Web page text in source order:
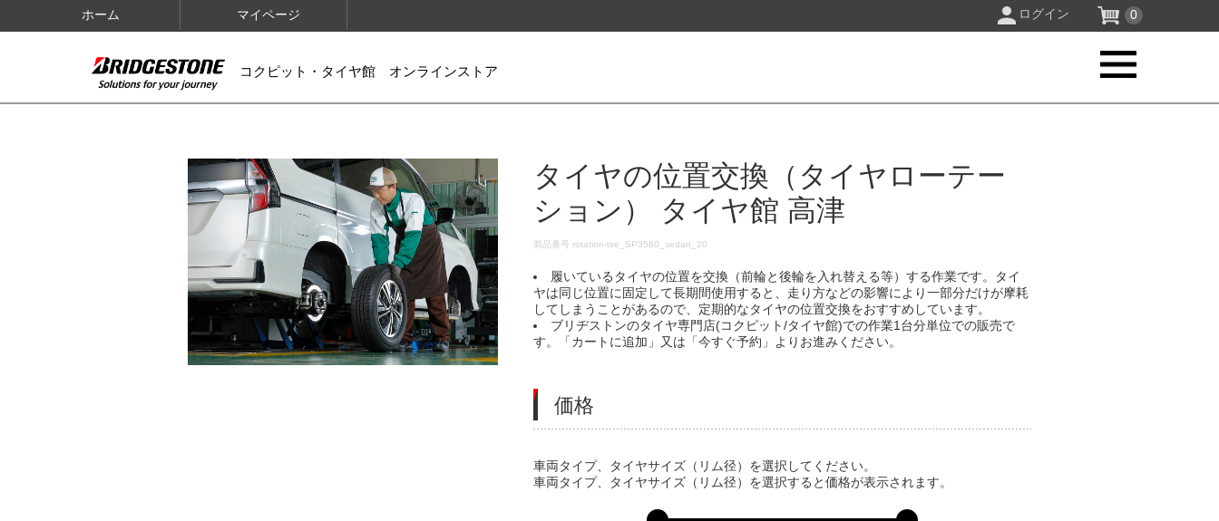
ホーム マイページ ログイン 0
コクピット・タイヤ館 オンラインストア
IMAGES
タイヤの位置交換（タイヤローテー
ション） タイヤ館 高津
DETAILS
商品番号 rotation-tire_SP3560_sedan_20
履いているタイヤの位置を交換（前輪と後輪を入れ替える等）する作業です。タイ
ヤは同じ位置に固定して長期間使用すると、走り方などの影響により一部分だけが摩耗
してしまうことがあるので、定期的なタイヤの位置交換をおすすめしています。
ブリヂストンのタイヤ専門店(コクピット/タイヤ館)での作業1台分単位での販売で
す。「カートに追加」又は「今すぐ予約」よりお進みください。
価格
VARIATIONS
車両タイプ、タイヤサイズ（リム径）を選択してください。
車両タイプ、タイヤサイズ（リム径）を選択すると価格が表示されます。